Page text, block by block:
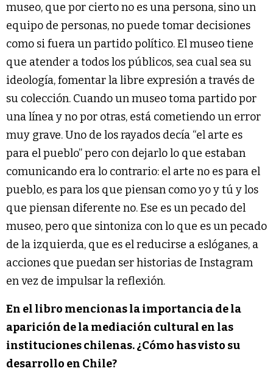
museo, que por cierto no es una persona, sino un
equipo de personas, no puede tomar decisiones
como si fuera un partido político. El museo tiene
que atender a todos los públicos, sea cual sea su
ideología, fomentar la libre expresión a través de
su colección. Cuando un museo toma partido por
una línea y no por otras, está cometiendo un error
muy grave. Uno de los rayados decía “el arte es
para el pueblo” pero con dejarlo lo que estaban
comunicando era lo contrario: el arte no es para el
pueblo, es para los que piensan como yo y tú y los
que piensan diferente no. Ese es un pecado del
museo, pero que sintoniza con lo que es un pecado
de la izquierda, que es el reducirse a eslóganes, a
acciones que puedan ser historias de Instagram
en vez de impulsar la reflexión.
En el libro mencionas la importancia de la
aparición de la mediación cultural en las
instituciones chilenas. ¿Cómo has visto su
desarrollo en Chile?